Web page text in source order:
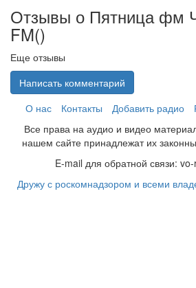
Отзывы о Пятница фм
FM()
Еще отзывы
Написать комментарий
О нас
Контакты Добавить радио
Все права на аудио и видео
нашем сайте принадлежат их
E-mail для обратной связи:
Дружу с роскомнадзором и всеми